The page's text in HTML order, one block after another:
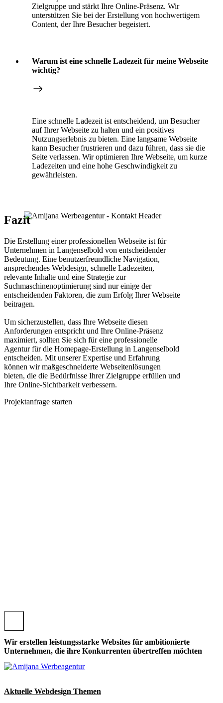
Zielgruppe und stärkt Ihre Online-Präsenz. Wir
unterstützen Sie bei der Erstellung von hochwertigem
Content, der Ihre Besucher begeistert.
Warum ist eine schnelle Ladezeit für meine Webseite
wichtig?
Eine schnelle Ladezeit ist entscheidend, um Besucher
auf Ihrer Webseite zu halten und ein positives
Nutzungserlebnis zu bieten. Eine langsame Webseite
kann Besucher frustrieren und dazu führen, dass sie die
Seite verlassen. Wir optimieren Ihre Webseite, um kurze
Ladezeiten und eine hohe Geschwindigkeit zu
gewährleisten.
Fazit
Die Erstellung einer professionellen Webseite ist für
Unternehmen in Langenselbold von entscheidender
Bedeutung. Eine benutzerfreundliche Navigation,
ansprechendes Webdesign, schnelle Ladezeiten,
relevante Inhalte und eine Strategie zur
Suchmaschinenoptimierung sind nur einige der
entscheidenden Faktoren, die zum Erfolg Ihrer Webseite
beitragen.
Um sicherzustellen, dass Ihre Webseite diesen
Anforderungen entspricht und Ihre Online-Präsenz
maximiert, sollten Sie sich für eine professionelle
Agentur für die Homepage-Erstellung in Langenselbold
entscheiden. Mit unserer Expertise und Erfahrung
können wir maßgeschneiderte Webseitenlösungen
bieten, die die Bedürfnisse Ihrer Zielgruppe erfüllen und
Ihre Online-Sichtbarkeit verbessern.
Projektanfrage starten
Wir erstellen leistungsstarke Websites für ambitionierte
Unternehmen, die ihre Konkurrenten übertreffen möchten
Aktuelle Webdesign Themen